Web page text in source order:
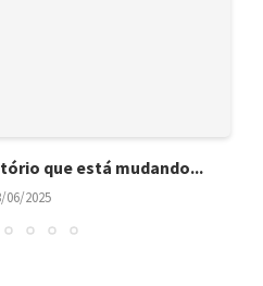
que está mudando...
06/2025